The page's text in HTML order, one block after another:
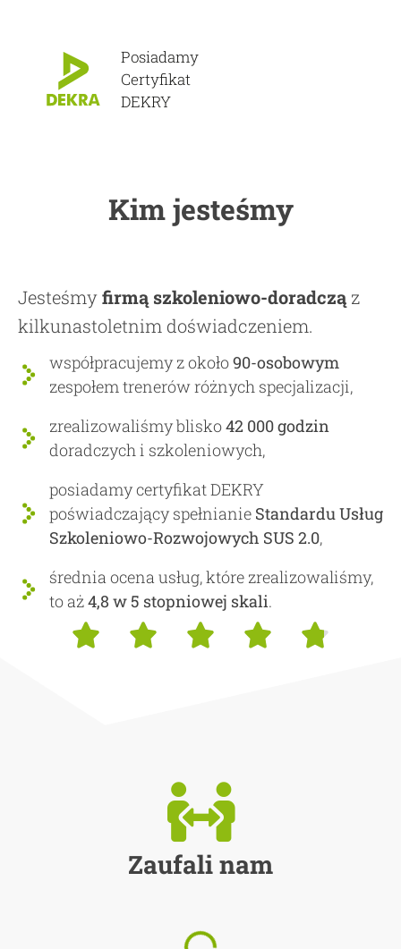
Kim jesteśmy
Jesteśmyfirmą szkoleniowo-doradczą z
kilkunastoletnim doświadczeniem.
współpracujemy z około90-osobowym
zespołem trenerów różnych specjalizacji,
zrealizowaliśmy blisko42 000 godzin
doradczych i szkoleniowych,
posiadamy certyfikat DEKRY
poświadczający spełnianie Standardu Usług
Szkoleniowo-Rozwojowych SUS 2.0,
średnia ocena usług, które zrealizowaliśmy,
to aż4,8 w 5 stopniowej skali.
    
Posiadamy
Certyfikat
DEKRY
Zaufali nam